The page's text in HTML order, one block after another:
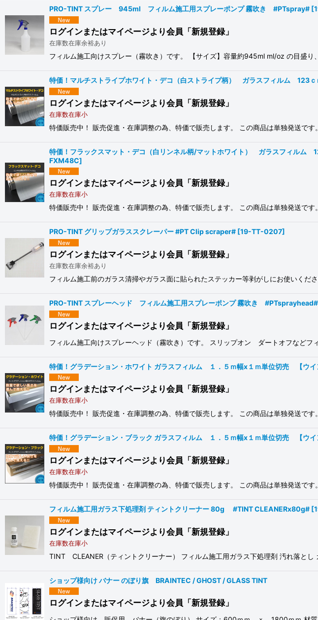
PRO-TINT スプレー 945ml フィルム施工用スプレーポンプ 霧吹き #PTspray# [
ログインまたはマイページより会員「新規登録」
在庫数在庫余裕あり
フィルム施工向けスプレー（霧吹き）です。 【サイズ】容量約945ml ml/oz の目盛
特価！マルチストライプホワイト・デコ（白ストライプ柄） ガラスフィルム
ログインまたはマイページより会員「新規登録」
在庫数在庫小
特価販売中！ 販売促進・在庫調整の為、特価で販売します。 この商品は単独発送で
特価！フラックスマット・デコ（白リンネル柄/マットホワイト） ガラスフィル
FXM48C]
ログインまたはマイページより会員「新規登録」
在庫数在庫小
特価販売中！ 販売促進・在庫調整の為、特価で販売します。 この商品は単独発送で
PRO-TINT グリップガラススクレーパー #PT Clip scraper# [19-TT-0207]
ログインまたはマイページより会員「新規登録」
在庫数在庫余裕あり
フィルム施工前のガラス清掃やガラス面に貼られたステッカー等剥がしにお使いく
PRO-TINT スプレーヘッド フィルム施工用スプレーポンプ 霧吹き #PTsprayhead#
ログインまたはマイページより会員「新規登録」
フィルム施工向けスプレーヘッド（霧吹き）です。 スリップオン ダートオフなどフ
特価！グラデーション・ホワイト ガラスフィルム １．５ｍ幅x１ｍ単位切売 【
ログインまたはマイページより会員「新規登録」
在庫数在庫小
特価販売中！ 販売促進・在庫調整の為、特価で販売します。 この商品は単独発送で
特価！グラデーション・ブラック ガラスフィルム １．５ｍ幅x１ｍ単位切売 【ウ
ログインまたはマイページより会員「新規登録」
在庫数在庫小
特価販売中！ 販売促進・在庫調整の為、特価で販売します。 この商品は単独発送で
フィルム施工用ガラス下処理剤 ティントクリーナー 80g #TINT CLEANERx80g# [
ログインまたはマイページより会員「新規登録」
在庫数在庫小
TINT CLEANER（ティントクリーナー） フィルム施工用ガラス下処理剤 汚れ落と
ショップ様向け バナー のぼり旗 BRAINTEC / GHOST / GLASS TINT
ログインまたはマイページより会員「新規登録」